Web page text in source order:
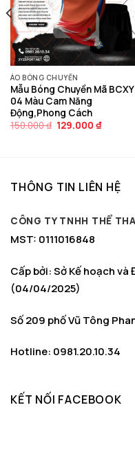
ÁO BÓNG CHUYỀN
Mẫu Bóng Chuyền Mã
04 Màu Cam Năng
Động,Phong Cách
150.000₫ Giá
129.000 ₫Giá
THÔNG TIN LIÊN HỆ
CÔNG TY TNHH THỂ
MST: 0111016848
Cấp bởi: Sở Kế hoạch
(04/04/2025)
Số 209 phố Vũ Tông
Hotline: 0981.20.10.34
KẾT NỐI FACEBOOK